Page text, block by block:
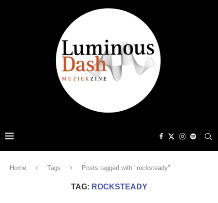
Home Tags Posts tagged with "rocksteady"
TAG: ROCKSTEADY